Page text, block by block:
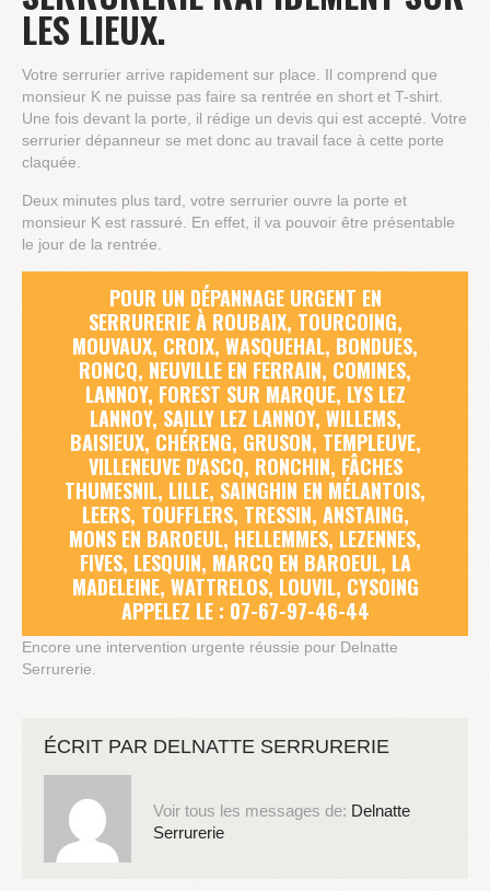
LES LIEUX.
Votre serrurier arrive rapidement sur place. Il comprend que
monsieur K ne puisse pas faire sa rentrée en short et T-shirt.
Une fois devant la porte, il rédige un devis qui est accepté. Votre
serrurier dépanneur se met donc au travail face à cette porte
claquée.
Deux minutes plus tard, votre serrurier ouvre la porte et
monsieur K est rassuré. En effet, il va pouvoir être présentable
le jour de la rentrée.
POUR UN DÉPANNAGE URGENT EN
SERRURERIE À ROUBAIX, TOURCOING,
MOUVAUX, CROIX, WASQUEHAL, BONDUES,
RONCQ, NEUVILLE EN FERRAIN, COMINES,
LANNOY, FOREST SUR MARQUE, LYS LEZ
LANNOY, SAILLY LEZ LANNOY, WILLEMS,
BAISIEUX, CHÉRENG, GRUSON, TEMPLEUVE,
VILLENEUVE D'ASCQ, RONCHIN, FÂCHES
THUMESNIL, LILLE, SAINGHIN EN MÉLANTOIS,
LEERS, TOUFFLERS, TRESSIN, ANSTAING,
MONS EN BAROEUL, HELLEMMES, LEZENNES,
FIVES, LESQUIN, MARCQ EN BAROEUL, LA
MADELEINE, WATTRELOS, LOUVIL, CYSOING
APPELEZ LE : 07-67-97-46-44
Encore une intervention urgente réussie pour Delnatte
Serrurerie.
ÉCRIT PAR DELNATTE SERRURERIE
Voir tous les messages de: Delnatte
Serrurerie